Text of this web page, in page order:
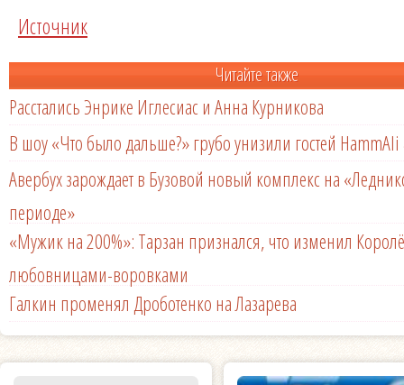
Источник
Читайте также
Расстались Энрике Иглесиас и Анна Курникова
В шоу «Что было дальше?» грубо унизили гостей HammAli
Авербух зарождает в Бузовой новый комплекс на
периоде»
«Мужик на 200%»: Тарзан признался, что изменил
любовницами-воровками
Галкин променял Дроботенко на Лазарева